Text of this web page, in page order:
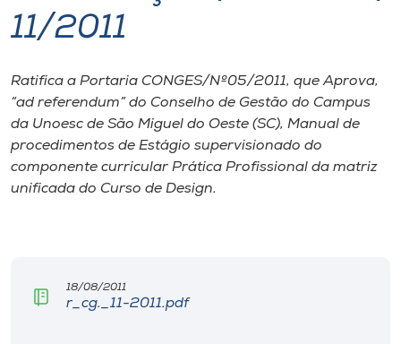
I.nova
Diplomados
Cultura
Editora
11/2011
Ratifica a Portaria CONGES/Nº05/2011, que Aprova,
“ad referendum” do Conselho de Gestão do Campus
da Unoesc de São Miguel do Oeste (SC), Manual de
procedimentos de Estágio supervisionado do
componente curricular Prática Profissional da matriz
unificada do Curso de Design.
18/08/2011
r_cg._11-2011.pdf